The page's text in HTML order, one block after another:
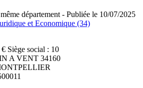
département - Publiée le 10/07/2025
et Economique (34)
Siège social : 10
A VENT 34160